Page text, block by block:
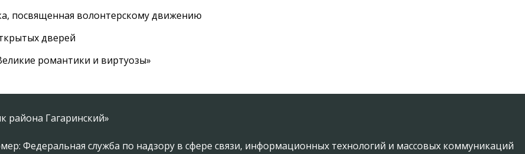
посвященная волонтерскому движению
дверей
романтики и виртуозы»
района Гагаринский»
Федеральная служба по надзору в сфере связи, информационных технологий и массовых коммуникаций